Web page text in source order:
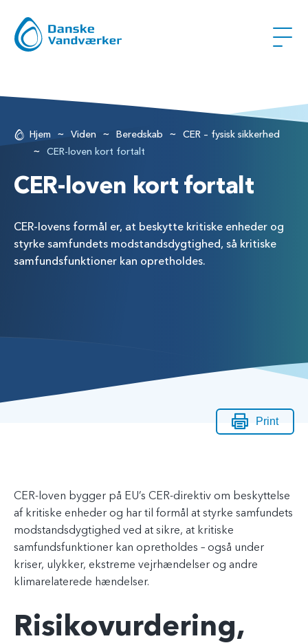
Hjem ~ Viden ~ Beredskab ~ CER – fysisk sikkerhed
~ CER-loven kort fortalt
CER-loven kort fortalt
CER-lovens formål er, at beskytte kritiske enheder og
styrke samfundets modstandsdygtighed, så kritiske
samfundsfunktioner kan opretholdes.
Print
CER-loven bygger på EU’s CER-direktiv om beskyttelse
af kritiske enheder og har til formål at styrke samfundets
modstandsdygtighed ved at sikre, at kritiske
samfundsfunktioner kan opretholdes – også under
kriser, ulykker, ekstreme vejrhændelser og andre
klimarelaterede hændelser.
Risikovurdering,